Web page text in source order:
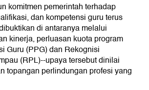
komitmen pemerintah terhadap
dan kompetensi guru terus
di antaranya melalui
kinerja, perluasan kuota program
Guru (PPG) dan Rekognisi
(RPL)--upaya tersebut dinilai
topangan perlindungan profesi yang